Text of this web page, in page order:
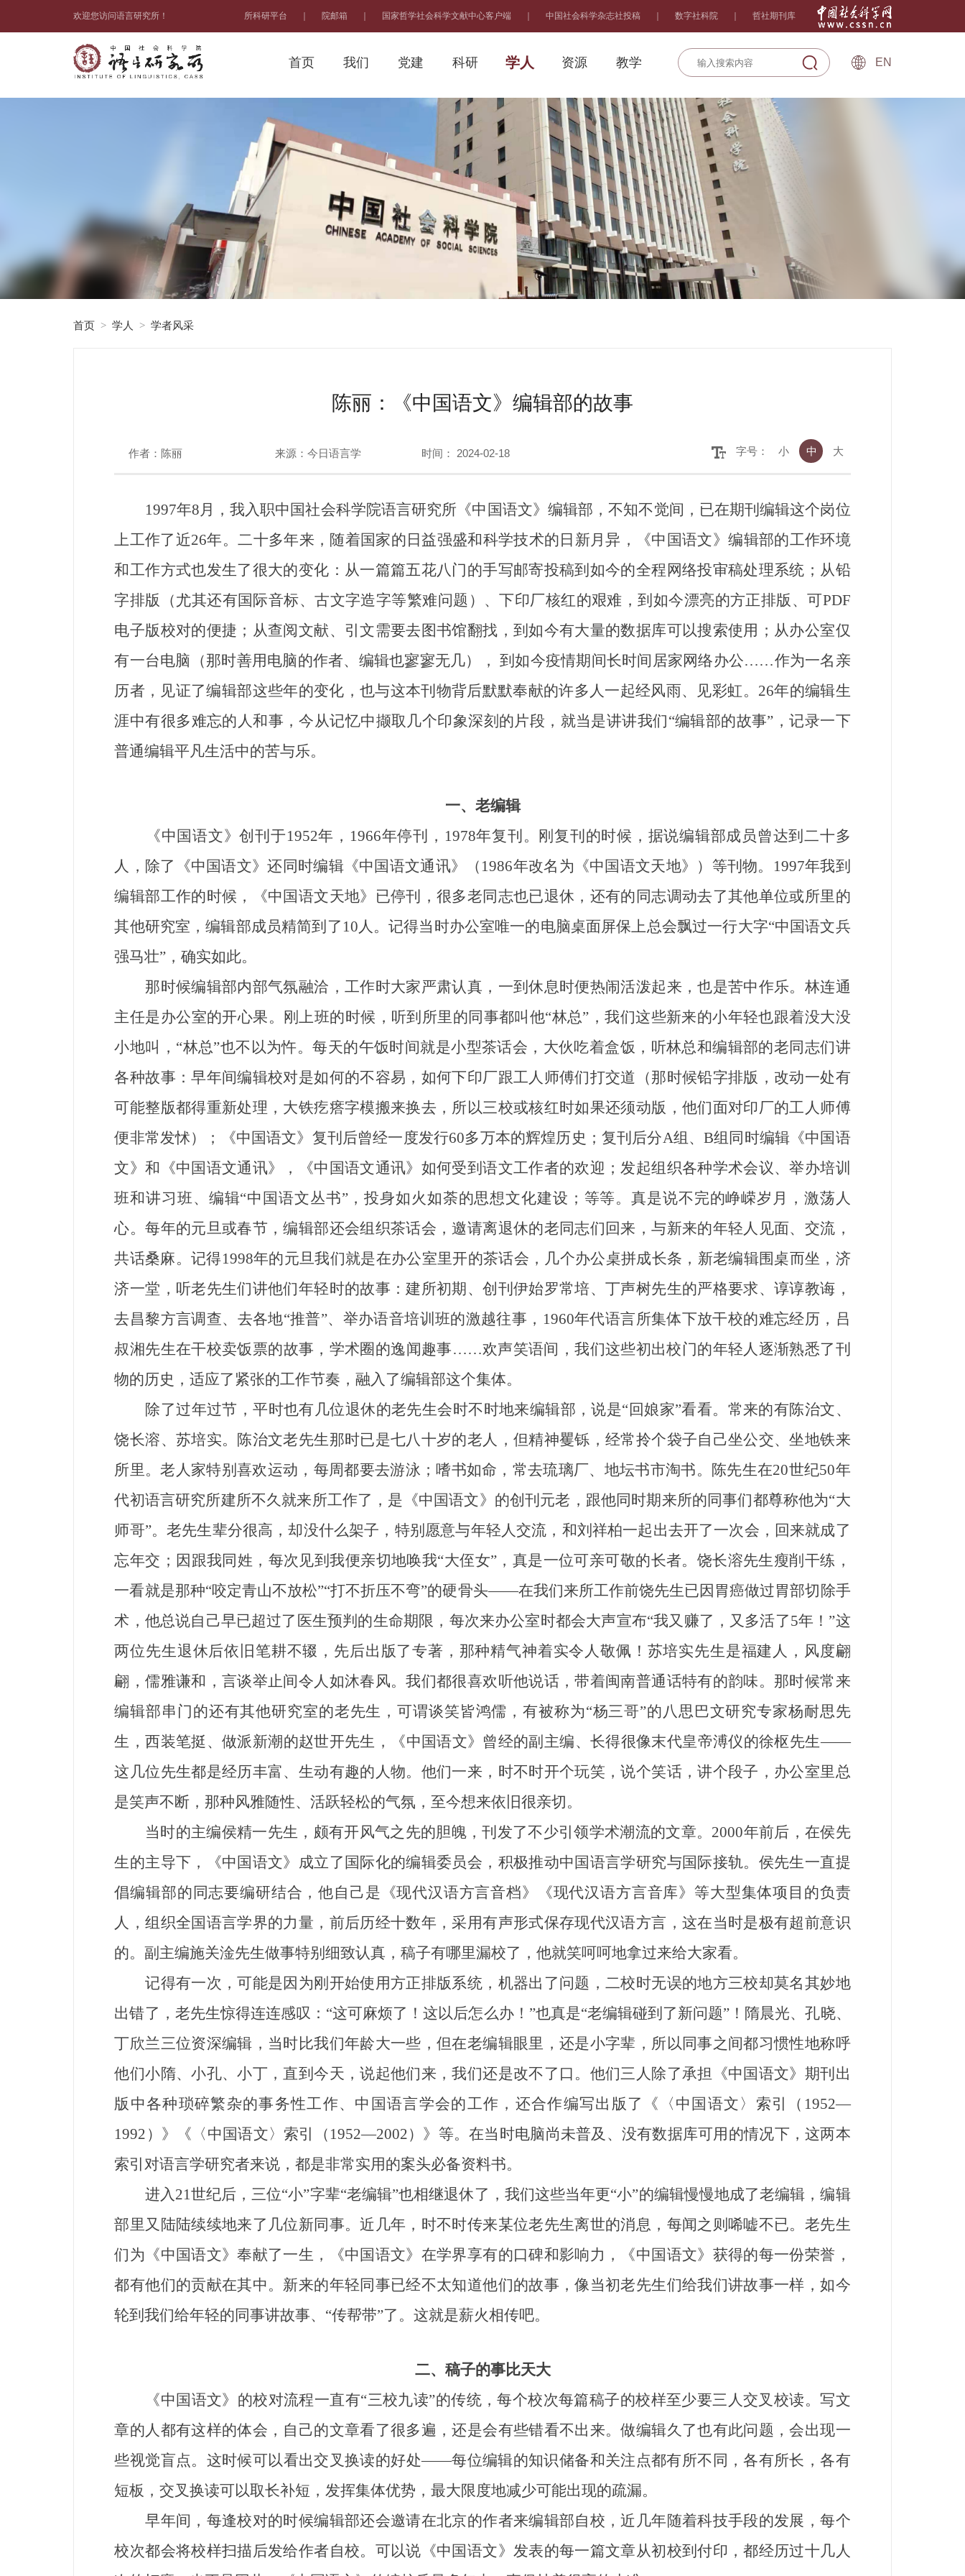
欢迎您访问语言研究所！ 所科研平台 院邮箱 国家哲学社会科学文献中心客户端 中国社会科学杂志社投稿 数字社科院 哲社期刊库
首页 我们 党建 科研 学人 资源 教学 EN
首页 > 学人 > 学者风采
陈丽：《中国语文》编辑部的故事
作者：陈丽 来源：今日语言学 时间： 2024-02-18 字号： 小 中 大
1997年8月，我入职中国社会科学院语言研究所《中国语文》编辑部，不知不觉间，已在期刊编辑这个岗位
上工作了近26年。二十多年来，随着国家的日益强盛和科学技术的日新月异，《中国语文》编辑部的工作环境
和工作方式也发生了很大的变化：从一篇篇五花八门的手写邮寄投稿到如今的全程网络投审稿处理系统；从铅
字排版（尤其还有国际音标、古文字造字等繁难问题）、下印厂核红的艰难，到如今漂亮的方正排版、可PDF
电子版校对的便捷；从查阅文献、引文需要去图书馆翻找，到如今有大量的数据库可以搜索使用；从办公室仅
有一台电脑（那时善用电脑的作者、编辑也寥寥无几）， 到如今疫情期间长时间居家网络办公……作为一名亲
历者，见证了编辑部这些年的变化，也与这本刊物背后默默奉献的许多人一起经风雨、见彩虹。26年的编辑生
涯中有很多难忘的人和事，今从记忆中撷取几个印象深刻的片段，就当是讲讲我们“编辑部的故事”，记录一下
普通编辑平凡生活中的苦与乐。
一、老编辑
《中国语文》创刊于1952年，1966年停刊，1978年复刊。刚复刊的时候，据说编辑部成员曾达到二十多
人，除了《中国语文》还同时编辑《中国语文通讯》（1986年改名为《中国语文天地》）等刊物。1997年我到
编辑部工作的时候，《中国语文天地》已停刊，很多老同志也已退休，还有的同志调动去了其他单位或所里的
其他研究室，编辑部成员精简到了10人。记得当时办公室唯一的电脑桌面屏保上总会飘过一行大字“中国语文兵
强马壮”，确实如此。
那时候编辑部内部气氛融洽，工作时大家严肃认真，一到休息时便热闹活泼起来，也是苦中作乐。林连通
主任是办公室的开心果。刚上班的时候，听到所里的同事都叫他“林总”，我们这些新来的小年轻也跟着没大没
小地叫，“林总”也不以为忤。每天的午饭时间就是小型茶话会，大伙吃着盒饭，听林总和编辑部的老同志们讲
各种故事：早年间编辑校对是如何的不容易，如何下印厂跟工人师傅们打交道（那时候铅字排版，改动一处有
可能整版都得重新处理，大铁疙瘩字模搬来换去，所以三校或核红时如果还须动版，他们面对印厂的工人师傅
便非常发怵）；《中国语文》复刊后曾经一度发行60多万本的辉煌历史；复刊后分A组、B组同时编辑《中国语
文》和《中国语文通讯》，《中国语文通讯》如何受到语文工作者的欢迎；发起组织各种学术会议、举办培训
班和讲习班、编辑“中国语文丛书”，投身如火如荼的思想文化建设；等等。真是说不完的峥嵘岁月，激荡人
心。每年的元旦或春节，编辑部还会组织茶话会，邀请离退休的老同志们回来，与新来的年轻人见面、交流，
共话桑麻。记得1998年的元旦我们就是在办公室里开的茶话会，几个办公桌拼成长条，新老编辑围桌而坐，济
济一堂，听老先生们讲他们年轻时的故事：建所初期、创刊伊始罗常培、丁声树先生的严格要求、谆谆教诲，
去昌黎方言调查、去各地“推普”、举办语音培训班的激越往事，1960年代语言所集体下放干校的难忘经历，吕
叔湘先生在干校卖饭票的故事，学术圈的逸闻趣事……欢声笑语间，我们这些初出校门的年轻人逐渐熟悉了刊
物的历史，适应了紧张的工作节奏，融入了编辑部这个集体。
除了过年过节，平时也有几位退休的老先生会时不时地来编辑部，说是“回娘家”看看。常来的有陈治文、
饶长溶、苏培实。陈治文老先生那时已是七八十岁的老人，但精神矍铄，经常拎个袋子自己坐公交、坐地铁来
所里。老人家特别喜欢运动，每周都要去游泳；嗜书如命，常去琉璃厂、地坛书市淘书。陈先生在20世纪50年
代初语言研究所建所不久就来所工作了，是《中国语文》的创刊元老，跟他同时期来所的同事们都尊称他为“大
师哥”。老先生辈分很高，却没什么架子，特别愿意与年轻人交流，和刘祥柏一起出去开了一次会，回来就成了
忘年交；因跟我同姓，每次见到我便亲切地唤我“大侄女”，真是一位可亲可敬的长者。饶长溶先生瘦削干练，
一看就是那种“咬定青山不放松”“打不折压不弯”的硬骨头——在我们来所工作前饶先生已因胃癌做过胃部切除手
术，他总说自己早已超过了医生预判的生命期限，每次来办公室时都会大声宣布“我又赚了，又多活了5年！”这
两位先生退休后依旧笔耕不辍，先后出版了专著，那种精气神着实令人敬佩！苏培实先生是福建人，风度翩
翩，儒雅谦和，言谈举止间令人如沐春风。我们都很喜欢听他说话，带着闽南普通话特有的韵味。那时候常来
编辑部串门的还有其他研究室的老先生，可谓谈笑皆鸿儒，有被称为“杨三哥”的八思巴文研究专家杨耐思先
生，西装笔挺、做派新潮的赵世开先生，《中国语文》曾经的副主编、长得很像末代皇帝溥仪的徐枢先生——
这几位先生都是经历丰富、生动有趣的人物。他们一来，时不时开个玩笑，说个笑话，讲个段子，办公室里总
是笑声不断，那种风雅随性、活跃轻松的气氛，至今想来依旧很亲切。
当时的主编侯精一先生，颇有开风气之先的胆魄，刊发了不少引领学术潮流的文章。2000年前后，在侯先
生的主导下，《中国语文》成立了国际化的编辑委员会，积极推动中国语言学研究与国际接轨。侯先生一直提
倡编辑部的同志要编研结合，他自己是《现代汉语方言音档》《现代汉语方言音库》等大型集体项目的负责
人，组织全国语言学界的力量，前后历经十数年，采用有声形式保存现代汉语方言，这在当时是极有超前意识
的。副主编施关淦先生做事特别细致认真，稿子有哪里漏校了，他就笑呵呵地拿过来给大家看。
记得有一次，可能是因为刚开始使用方正排版系统，机器出了问题，二校时无误的地方三校却莫名其妙地
出错了，老先生惊得连连感叹：“这可麻烦了！这以后怎么办！”也真是“老编辑碰到了新问题”！隋晨光、孔晓、
丁欣兰三位资深编辑，当时比我们年龄大一些，但在老编辑眼里，还是小字辈，所以同事之间都习惯性地称呼
他们小隋、小孔、小丁，直到今天，说起他们来，我们还是改不了口。他们三人除了承担《中国语文》期刊出
版中各种琐碎繁杂的事务性工作、中国语言学会的工作，还合作编写出版了《〈中国语文〉索引（1952—
1992）》《〈中国语文〉索引（1952—2002）》等。在当时电脑尚未普及、没有数据库可用的情况下，这两本
索引对语言学研究者来说，都是非常实用的案头必备资料书。
进入21世纪后，三位“小”字辈“老编辑”也相继退休了，我们这些当年更“小”的编辑慢慢地成了老编辑，编辑
部里又陆陆续续地来了几位新同事。近几年，时不时传来某位老先生离世的消息，每闻之则唏嘘不已。老先生
们为《中国语文》奉献了一生，《中国语文》在学界享有的口碑和影响力，《中国语文》获得的每一份荣誉，
都有他们的贡献在其中。新来的年轻同事已经不太知道他们的故事，像当初老先生们给我们讲故事一样，如今
轮到我们给年轻的同事讲故事、“传帮带”了。这就是薪火相传吧。
二、稿子的事比天大
《中国语文》的校对流程一直有“三校九读”的传统，每个校次每篇稿子的校样至少要三人交叉校读。写文
章的人都有这样的体会，自己的文章看了很多遍，还是会有些错看不出来。做编辑久了也有此问题，会出现一
些视觉盲点。这时候可以看出交叉换读的好处——每位编辑的知识储备和关注点都有所不同，各有所长，各有
短板，交叉换读可以取长补短，发挥集体优势，最大限度地减少可能出现的疏漏。
早年间，每逢校对的时候编辑部还会邀请在北京的作者来编辑部自校，近几年随着科技手段的发展，每个
校次都会将校样扫描后发给作者自校。可以说《中国语文》发表的每一篇文章从初校到付印，都经历过十几人